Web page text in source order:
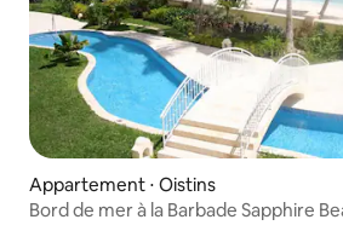
Appartement ⋅ Oistins
Bord de mer à la Barbade Sapphire